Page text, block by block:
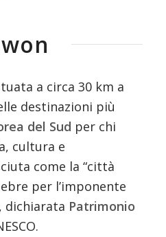
a circa 30 km a
destinazioni più
del Sud per chi
cultura e
come la “città
per l’imponente
, dichiarata Patrimonio